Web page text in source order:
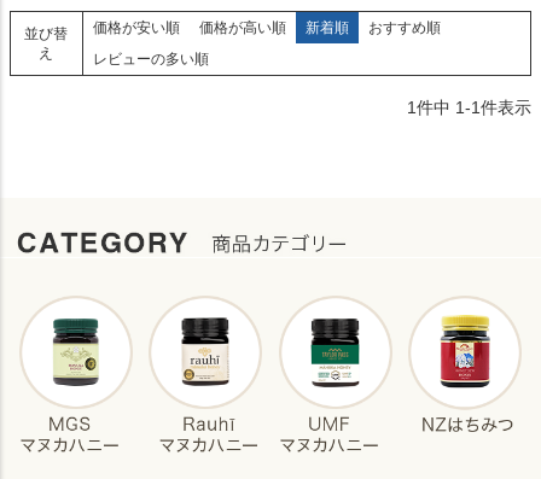
並び替
え
価格が安い順 価格が高い順 新着順
おすすめ順
レビューの多い順
1件中 1-1件表示